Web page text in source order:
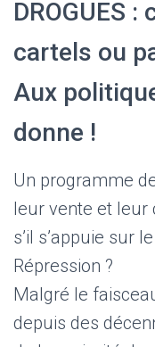
DROGUES
cartels ou
Aux
donne !
Un programme
leur vente et leur
s’il s’appuie sur
Répression ?
Malgré le
depuis des